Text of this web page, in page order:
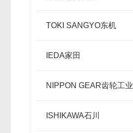
TOKI SANGYO东机
IEDA家田
NIPPON GEAR齿轮工业
ISHIKAWA石川